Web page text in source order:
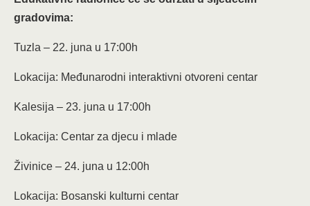
gradovima:
Tuzla – 22. juna u 17:00h
Lokacija: Međunarodni interaktivni otvoreni centar
Kalesija – 23. juna u 17:00h
Lokacija: Centar za djecu i mlade
Živinice – 24. juna u 12:00h
Lokacija: Bosanski kulturni centar